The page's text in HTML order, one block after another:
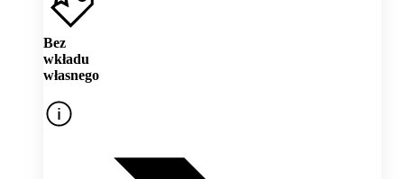
Bez
wkładu
własnego